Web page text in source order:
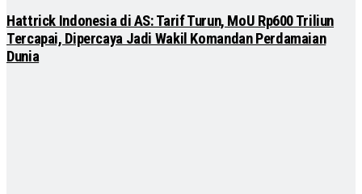
Hattrick Indonesia di AS: Tarif Turun, MoU Rp600 Triliun
Tercapai, Dipercaya Jadi Wakil Komandan Perdamaian
Dunia